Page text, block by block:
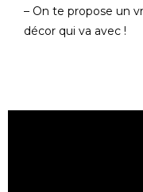
– On te propose un
décor qui va avec !